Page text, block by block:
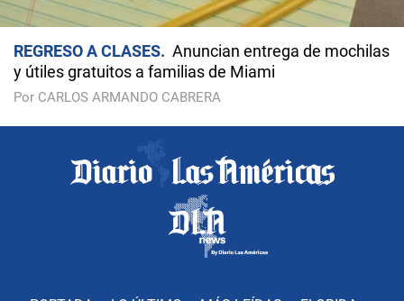
REGRESO A CLASES
Anuncian entrega de mochilas
y útiles gratuitos a familias de Miami
Por CARLOS ARMANDO CABRERA